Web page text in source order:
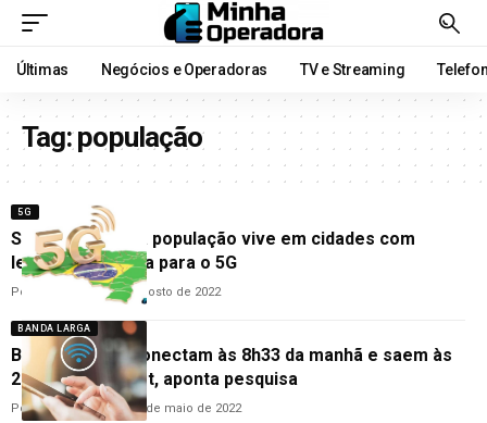
Últimas Negócios e Operadoras TV e Streaming
Tag:população
5G
Somente 30% da população vive em cidades com
legislação pronta para o 5G
Por 25 de agosto de 2022
BANDA LARGA
Brasileiros se conectam às 8h33 da manhã e saem às
22h13 da internet, aponta pesquisa
PorCarolina Veneroso3 de maio de 2022